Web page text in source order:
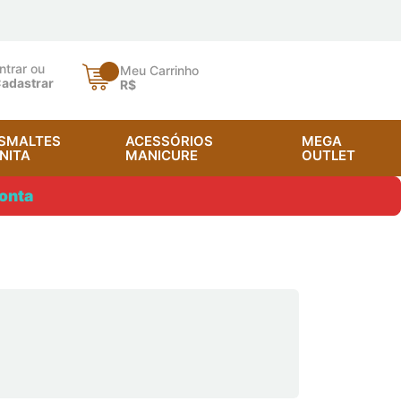
ou
Meu Carrinho
R$
ACESSÓRIOS
MANICURE
MEGA
OUTLET